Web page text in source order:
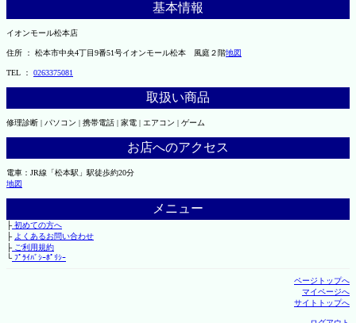
基本情報
イオンモール松本店
住所 ： 松本市中央4丁目9番51号イオンモール松本 風庭２階地図
TEL ： 0263375081
取扱い商品
修理診断 | パソコン | 携帯電話 | 家電 | エアコン | ゲーム
お店へのアクセス
電車：JR線「松本駅」駅徒歩約20分
地図
メニュー
├初めての方へ
├ よくあるお問い合わせ
├ご利用規約
└ﾌﾟﾗｲﾊﾞｼｰﾎﾟﾘｼｰ
ページトップへ
マイページへ
サイトトップへ